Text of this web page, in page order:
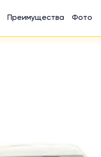
Преимущества Фото